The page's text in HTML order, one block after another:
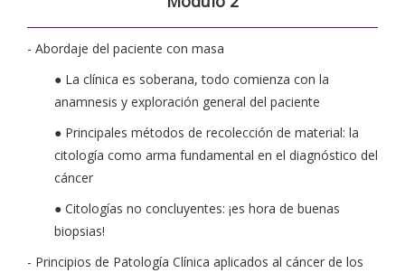
- Abordaje del paciente con masa
● La clínica es soberana, todo comienza con la
anamnesis y exploración general del paciente
● Principales métodos de recolección de material: la
citología como arma fundamental en el diagnóstico del
cáncer
● Citologías no concluyentes: ¡es hora de buenas
biopsias!
- Principios de Patología Clínica aplicados al cáncer de los